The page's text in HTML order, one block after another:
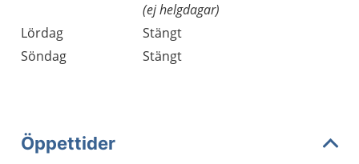
(ej helgdagar)
Lördag
Stängt
Söndag
Stängt
Öppettider